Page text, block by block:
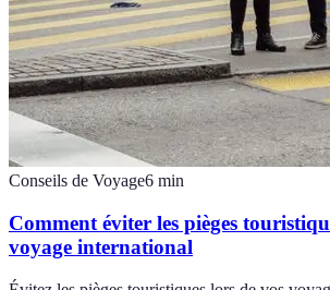
Conseils de Voyage6 min
Comment éviter les pièges
voyage international